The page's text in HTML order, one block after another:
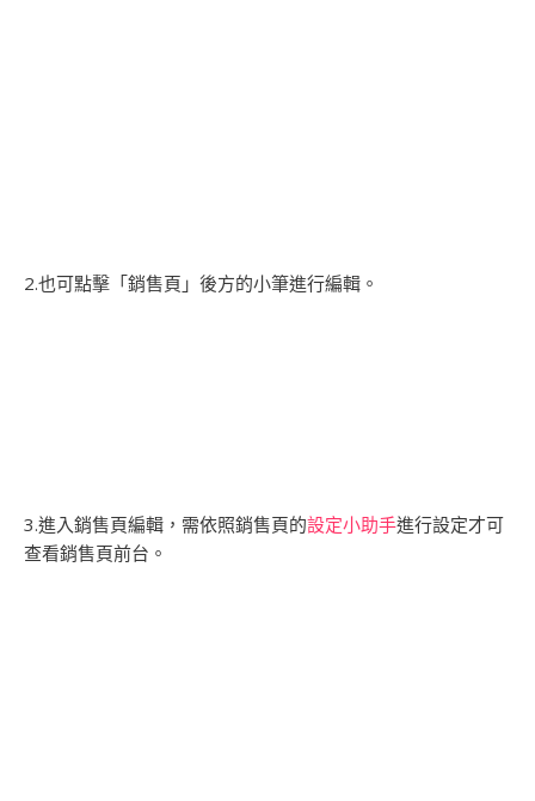
2.也可點擊「銷售頁」後方的小筆進行編輯。
3.進入銷售頁編輯，需依照銷售頁的設定小助手進行設定才可
查看銷售頁前台。